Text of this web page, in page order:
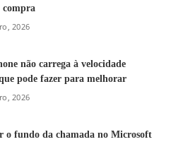
compra
2026
não carrega à velocidade
pode fazer para melhorar
2026
o fundo da chamada no Microsoft